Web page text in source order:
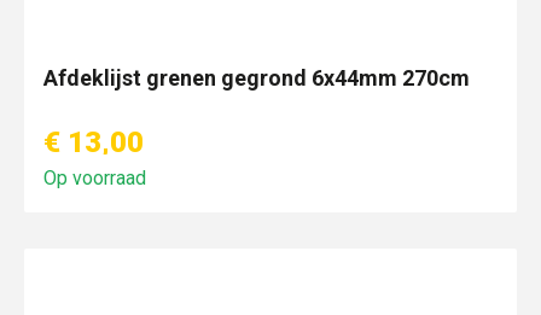
Afdeklijst grenen gegrond 6x44mm 270cm
€ 13,00
Op voorraad